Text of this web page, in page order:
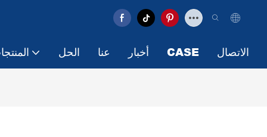
الحل عنا أخبار CASE الاتصال